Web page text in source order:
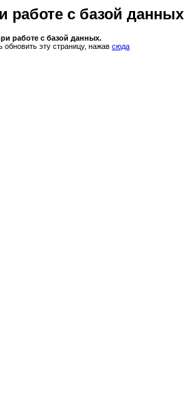
работе с базой данных
работе с базой данных.
эту страницу, нажав сюда